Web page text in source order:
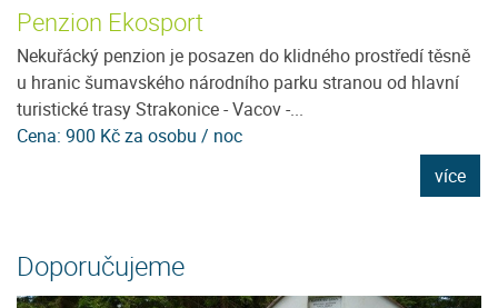
Penzion Ekosport
Nekuřácký penzion je posazen do klidného prostředí těsně
u hranic šumavského národního parku stranou od hlavní
turistické trasy Strakonice - Vacov -...
Cena: 900 Kč za osobu / noc
více
Doporučujeme